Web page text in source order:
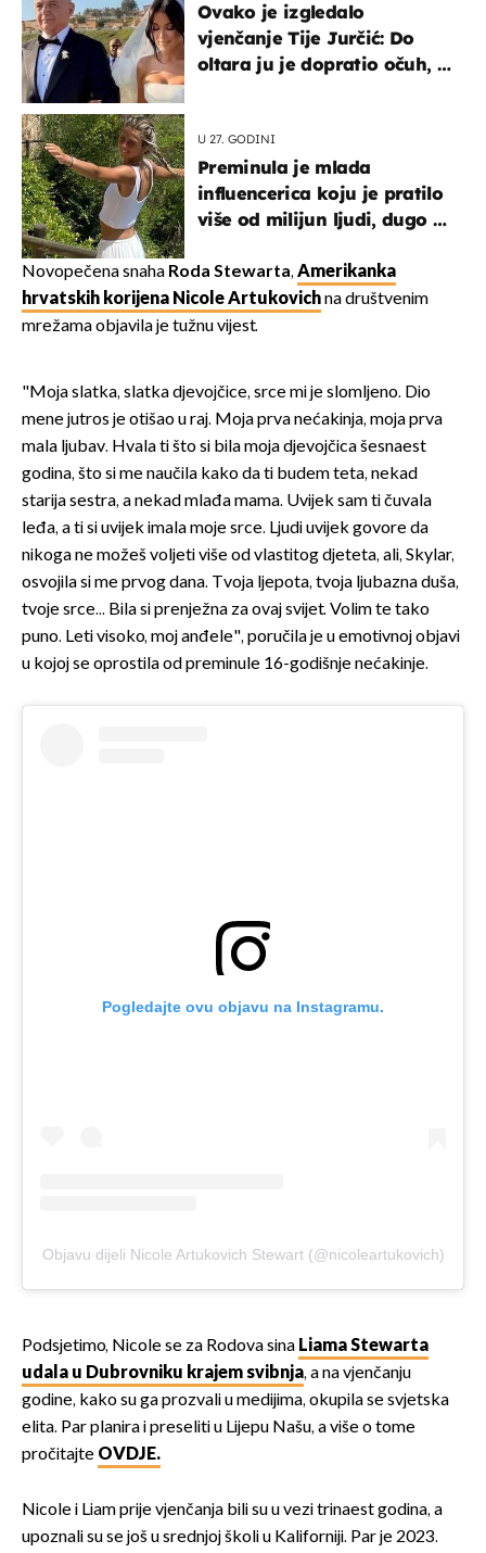
Ovako je izgledalo
vjenčanje Tije Jurčić: Do
oltara ju je dopratio očuh, a
U 27. GODINI
Preminula je mlada
influencerica koju je pratilo
više od milijun ljudi, dugo se
Novopečena snaha Roda Stewarta,Amerikanka
hrvatskih korijena Nicole Artukovichna društvenim
mrežama objavila je tužnu vijest.
"Moja slatka, slatka djevojčice, srce mi je slomljeno. Dio
mene jutros je otišao u raj. Moja prva nećakinja, moja prva
mala ljubav. Hvala ti što si bila moja djevojčica šesnaest
godina, što si me naučila kako da ti budem teta, nekad
starija sestra, a nekad mlađa mama. Uvijek sam ti čuvala
leđa, a ti si uvijek imala moje srce. Ljudi uvijek govore da
nikoga ne možeš voljeti više od vlastitog djeteta, ali, Skylar,
osvojila si me prvog dana. Tvoja ljepota, tvoja ljubazna duša,
tvoje srce... Bila si prenježna za ovaj svijet. Volim te tako
puno. Leti visoko, moj anđele", poručila je u emotivnoj objavi
u kojoj se oprostila od preminule 16-godišnje nećakinje.
Pogledajte ovu objavu na Instagramu.
Objavu dijeli Nicole Artukovich Stewart (@nicoleartukovich)
Podsjetimo, Nicole se za Rodova sina Liama Stewarta
udala u Dubrovniku krajem svibnja, a na vjenčanju
godine, kako su ga prozvali u medijima, okupila se svjetska
elita. Par planira i preseliti u Lijepu Našu, a više o tome
pročitajte OVDJE.
Nicole i Liam prije vjenčanja bili su u vezi trinaest godina, a
upoznali su se još u srednjoj školi u Kaliforniji. Par je 2023.